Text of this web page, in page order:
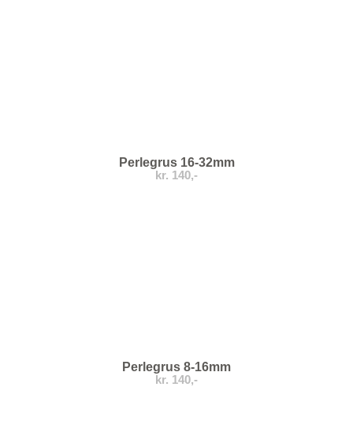
Perlegrus 16-32mm
kr. 140,-
Perlegrus 8-16mm
kr. 140,-